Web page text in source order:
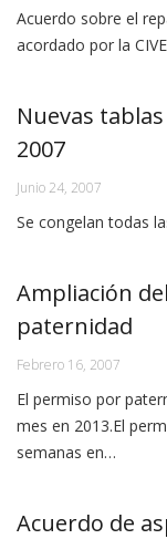
Acuerdo sobre el
acordado por la
Nuevas
2007
Junio 24, 2007
Se congelan todas
Ampliación
paternidad
Febrero 16, 2007
El permiso por
mes en 2013.El
semanas en…
Acuerdo de